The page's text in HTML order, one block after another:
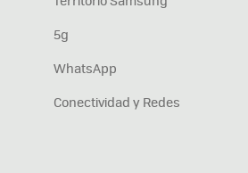
5g
WhatsApp
Conectividad y Redes